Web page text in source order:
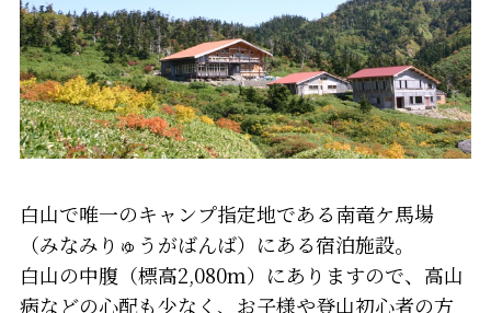
白山で唯一のキャンプ指定地である南竜ケ馬場
（みなみりゅうがばんば）にある宿泊施設。
白山の中腹（標高2,080m）にありますので、高山
病などの心配も少なく、お子様や登山初心者の方